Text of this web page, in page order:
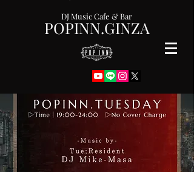
POPINN.GINZA
DJ Music Cafe & Bar